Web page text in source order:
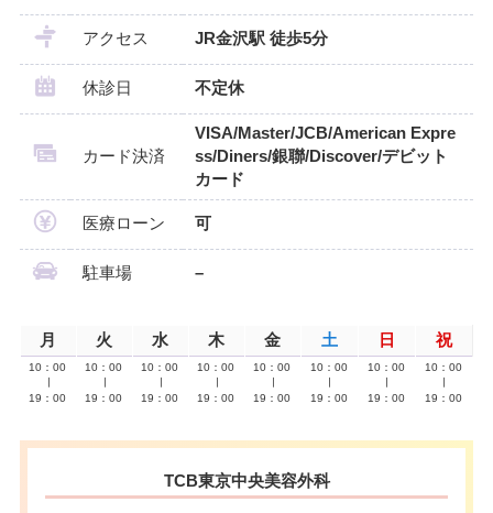
アクセス JR金沢駅 徒歩5分
休診日 不定休
カード決済
VISA/Master/JCB/American Expre
ss/Diners/銀聯/Discover/デビット
カード
医療ローン 可
駐車場 –
月 火 水 木 金 土 日 祝
10：00
19：00
10：00
19：00
10：00
19：00
10：00
19：00
10：00
19：00
10：00
19：00
10：00
19：00
10：00
19：00
TCB東京中央美容外科